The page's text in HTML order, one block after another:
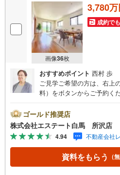
画像36枚
3,780万
成約で
おすすめポイント 西村 歩
ご見学ご希望の方は、右上
料）をボタンからご予約く
ス社外の中立的なファイナ
できます。ローン返済につ
ュレーションをご提案でき
中心にたくさんの情報をご
ット広告前の物件も多数
希望エリアをお申し付け
ゴールド推奨店
株式会社エステート白馬 所沢店
4.94 不動産会社
資料をもらう （